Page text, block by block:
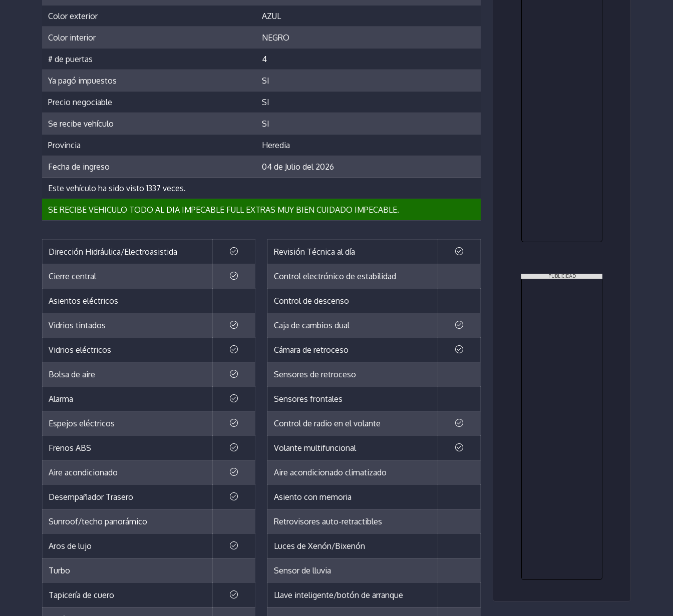
Color exterior AZUL
Color interior NEGRO
# de puertas 4
Ya pagó impuestos SI
Precio negociable SI
Se recibe vehículo SI
Provincia Heredia
Fecha de ingreso 04 de Julio del 2026
Este vehículo ha sido visto 1337 veces.
SE RECIBE VEHICULO TODO AL DIA IMPECABLE FULL EXTRAS MUY BIEN CUIDADO IMPECABLE.
Dirección Hidráulica/Electroasistida
Cierre central
Asientos eléctricos
Vidrios tintados
Vidrios eléctricos
Bolsa de aire
Alarma
Espejos eléctricos
Frenos ABS
Aire acondicionado
Desempañador Trasero
Sunroof/techo panorámico
Aros de lujo
Turbo
Tapicería de cuero
Revisión Técnica al día
Control electrónico de estabilidad
Control de descenso
Caja de cambios dual
Cámara de retroceso
Sensores de retroceso
Sensores frontales
Control de radio en el volante
Volante multifuncional
Aire acondicionado climatizado
Asiento con memoria
Retrovisores auto-retractibles
Luces de Xenón/Bixenón
Sensor de lluvia
Llave inteligente/botón de arranque
PUBLICIDAD